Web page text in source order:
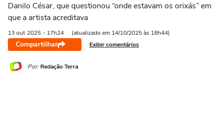
Danilo César, que questionou “onde estavam os orixás” em
que a artista acreditava
13 out 2025 - 17h24 (atualizado em 14/10/2025 às 18h44)
Compartilhar Exibir comentários
Por: Redação Terra